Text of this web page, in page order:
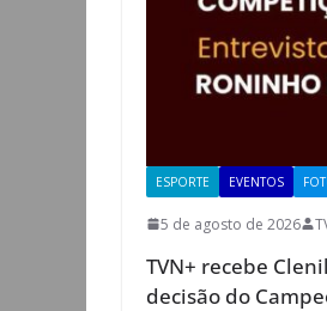
ESPORTE EVENTOS
5 de agosto de 2026
TVN+ recebe
decisão do